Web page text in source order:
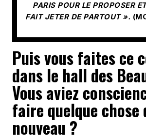
PARIS POUR LE PROPOSER
FAIT JETER DE PARTOUT ».
Puis vous faites ce
dans le hall des
Vous aviez
faire quelque chose
nouveau ?